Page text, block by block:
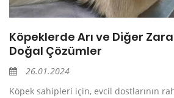
Köpeklerde Arı ve Diğer
Doğal Çözümler
26.01.2024
Köpek sahipleri için, evcil dostlarının